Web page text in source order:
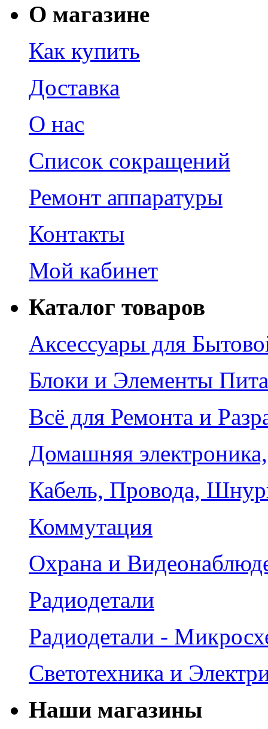
О магазине
Как купить
Доставка
О нас
Список сокращений
Ремонт аппаратуры
Контакты
Мой кабинет
Каталог товаров
Аксессуары для
Блоки и Элементы
Всё для Ремонта и
Домашняя
Кабель, Провода,
Коммутация
Охрана и
Радиодетали
Радиодетали -
Светотехника и
Наши магазины